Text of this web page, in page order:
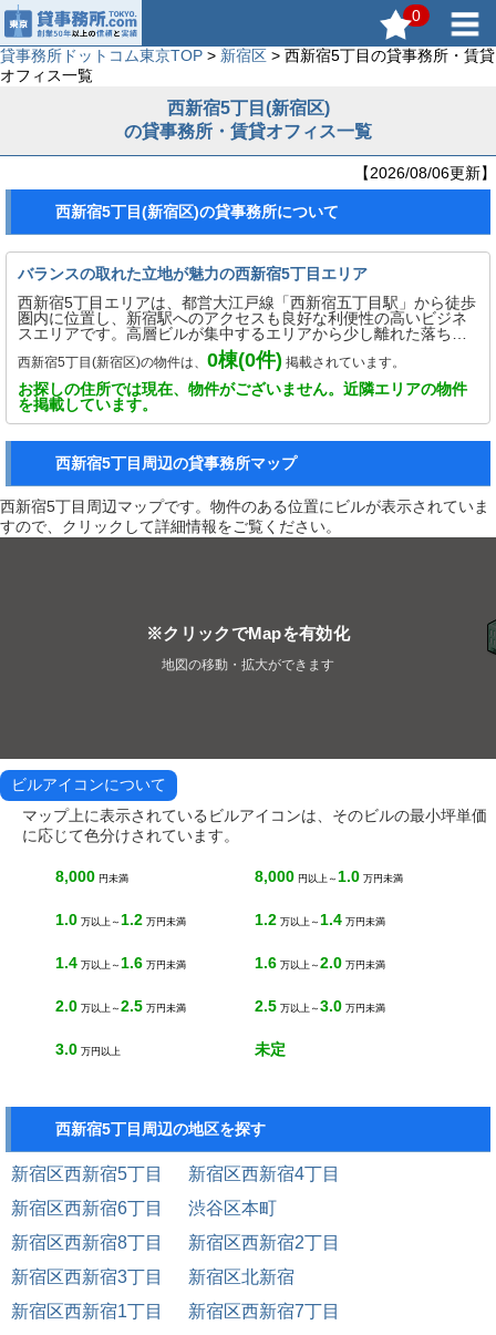
0
貸事務所ドットコム東京TOP > 新宿区 > 西新宿5丁目の貸事務所・賃貸
オフィス一覧
西新宿5丁目(新宿区)
の貸事務所・賃貸オフィス一覧
【2026/08/06更新】
西新宿5丁目(新宿区)の貸事務所について
バランスの取れた立地が魅力の西新宿5丁目エリア
西新宿5丁目エリアは、都営大江戸線「西新宿五丁目駅」から徒歩
圏内に位置し、新宿駅へのアクセスも良好な利便性の高いビジネ
スエリアです。高層ビルが集中するエリアから少し離れた落ち着
いた環境で、静かに業務に集中できる点が魅力です。中小規模の
オフィスビルが多く、士業やIT系企業、スタートアップなど多様
な業種に対応可能。新宿中央公園も近く、緑を感じられる環境
は、働く人にとっても心地よい空間となっています。利便性と静
けさを兼ね備えた西新宿5丁目エリアは、効率的かつ快適なビジネ
ス拠点を求める企業にとって理想的なロケーションです。
西新宿5丁目(新宿区)の物件は、 0棟(0件) 掲載されています。
お探しの住所では現在、物件がございません。近隣エリアの物件
を掲載しています。
西新宿5丁目周辺の貸事務所マップ
西新宿5丁目周辺マップです。物件のある位置にビルが表示されていま
すので、クリックして詳細情報をご覧ください。
※クリックでMapを有効化
地図の移動・拡大ができます
ビルアイコンについて
マップ上に表示されているビルアイコンは、そのビルの最小坪単価
に応じて色分けされています。
8,000 円未満 8,000 円以上～ 1.0 万円未満
1.0 万以上～ 1.2 万円未満 1.2 万以上～ 1.4 万円未満
1.4 万以上～ 1.6 万円未満 1.6 万以上～ 2.0 万円未満
2.0 万以上～ 2.5 万円未満 2.5 万以上～ 3.0 万円未満
3.0 万円以上 未定
西新宿5丁目周辺の地区を探す
新宿区西新宿5丁目
新宿区西新宿4丁目
新宿区西新宿6丁目
渋谷区本町
新宿区西新宿8丁目
新宿区西新宿2丁目
新宿区西新宿3丁目
新宿区北新宿
新宿区西新宿1丁目
新宿区西新宿7丁目